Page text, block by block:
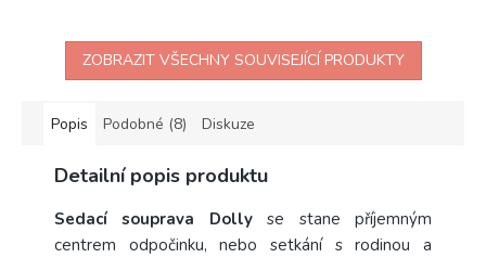
ZOBRAZIT VŠECHNY SOUVISEJÍCÍ PRODUKTY
Popis Podobné (8) Diskuze
Detailní popis produktu
Sedací souprava Dollyse stane příjemným
centrem odpočinku, nebo setkání s rodinou a